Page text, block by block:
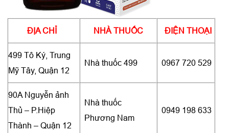
ĐỊA CHỈ NHÀ THUỐC ĐIỆN THOẠI
499 Tô Ký, Trung
Mỹ Tây, Quận 12
Nhà thuốc 499 0967 720 529
90A Nguyễn ảnh
Thủ – P.Hiệp
Thành – Quận 12
Nhà thuốc
Phương Nam
0949 198 633